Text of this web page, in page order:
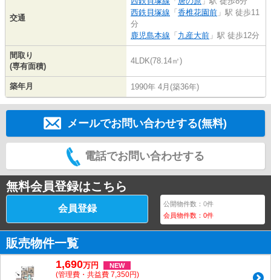
交通
西鉄貝塚線 「 香椎花園前 」駅 徒歩11
分
鹿児島本線 「 九産大前 」駅 徒歩12分
間取り
(専有面積)
4LDK(78.14㎡)
築年月 1990年 4月(築36年)
メールでお問い合わせする(無料)
電話でお問い合わせする
無料会員登録はこちら
会員登録 公開物件数：0件
会員物件数：0件
販売物件一覧
1,690万円 NEW
(管理費・共益費 7,350円)